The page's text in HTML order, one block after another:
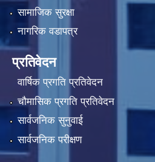
सामाजिक सुरक्षा
नागरिक वडापत्र
प्रतिवेदन
वार्षिक प्रगति प्रतिवेदन
चौमासिक प्रगति प्रतिवेदन
सार्वजनिक सुनुवाई
सार्वजनिक परीक्षण